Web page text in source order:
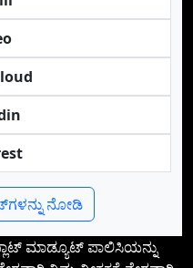
ನೋಡಿ
ಮಾಡ್ಯೂಟ್ ಪಾಲಿಸಿಯನ್ನು